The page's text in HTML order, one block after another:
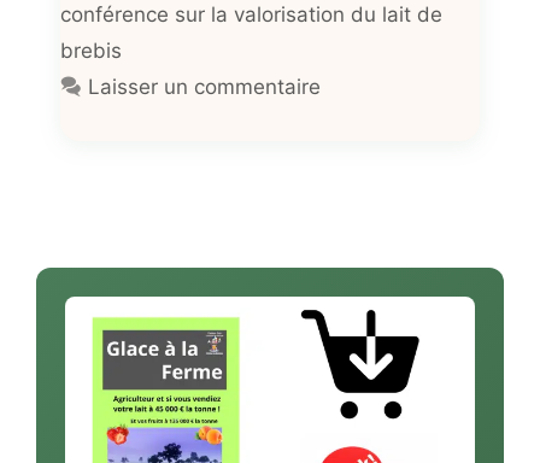
conférence sur la valorisation du lait de
brebis
Laisser un commentaire